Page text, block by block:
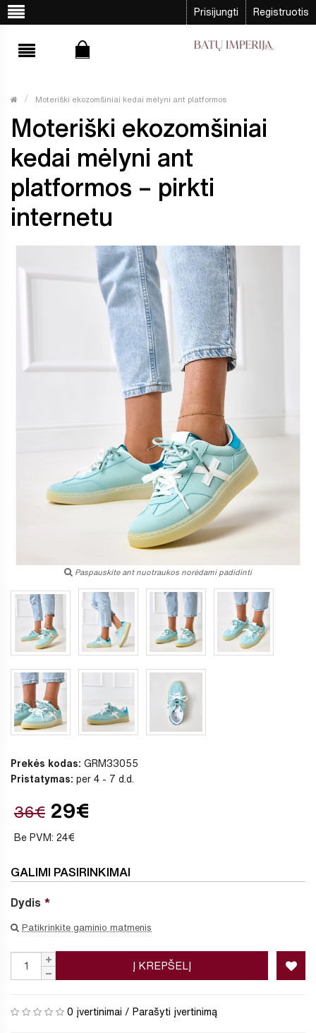
Prisijungti Registruotis
Moteriški ekozomšiniai kedai mėlyni ant platformos
Moteriški ekozomšiniai
kedai mėlyni ant
platformos – pirkti
internetu
Paspauskite ant nuotraukos norėdami padidinti
Prekės kodas: GRM33055
Pristatymas: per 4 - 7 d.d.
36€ 29€
Be PVM: 24€
GALIMI PASIRINKIMAI
Dydis
Patikrinkite gaminio matmenis
Į KREPŠELĮ
0 įvertinimai / Parašyti įvertinimą